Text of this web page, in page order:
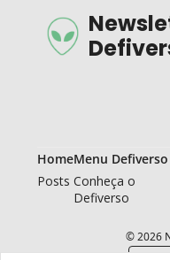
Home
Posts
Menu Defiverso
Conheça o
Defiverso
© 2026